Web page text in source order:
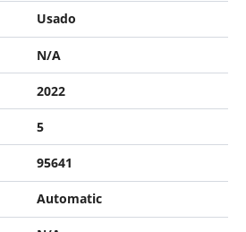
Usado
N/A
2022
5
95641
Automatic